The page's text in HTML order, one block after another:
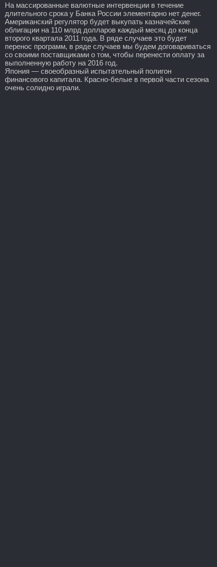
На массированные валютные интервенции в течение
длительного срока у Банка России элементарно нет денег.
Американский регулятор будет выкупать казначейские
облигации на 110 млрд долларов каждый месяц до конца
второго квартала 2011 года. В ряде случаев это будет
перенос программ, в ряде случаев мы будем договариваться
со своими поставщиками о том, чтобы перенести оплату за
выполненную работу на 2016 год.
Япония — своеобразный испытательный полигон
финансового капитала. Красно-белые в первой части сезона
очень солидно играли.